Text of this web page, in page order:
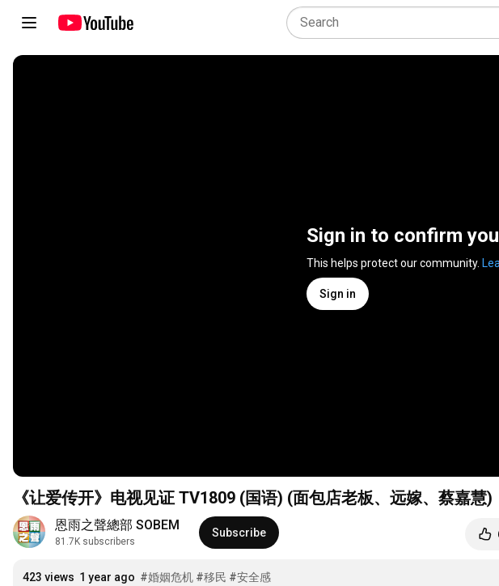
Sign in to confirm
This helps protect our community.
Sign in
《让爱传开》电视见证 TV1809 (国语) (面包店老板、远嫁、蔡嘉慧)
恩雨之聲總部 SOBEM
81.7K subscribers
Subscribe
423 views 1 year ago #婚姻危机 #移民 #安全感